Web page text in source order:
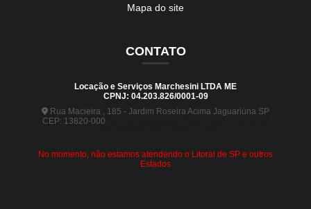
Mapa do site
CONTATO
Locação e Serviços Marchesini LTDA ME
CPNJ: 04.203.826/0001-09
Rua Macieira , 185 - Jardim Roseira Acima Jaguariúna SP
CEP: 13820-000
No momento, não estamos atendendo o Litoral de SP e outros
Estados